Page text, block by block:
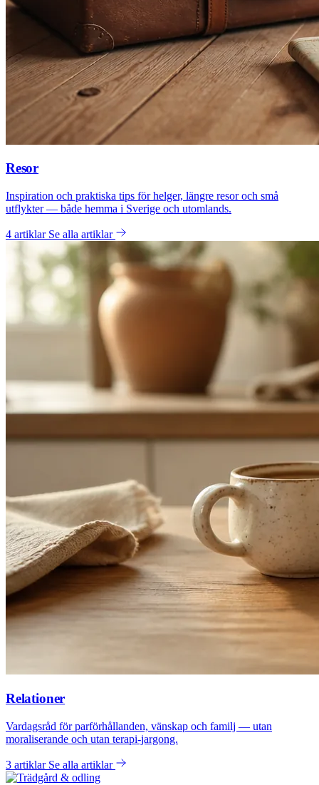
Resor
Inspiration och praktiska tips för helger, längre resor och små
utflykter — både hemma i Sverige och utomlands.
4 artiklar Se alla artiklar
Relationer
Vardagsråd för parförhållanden, vänskap och familj — utan
moraliserande och utan terapi-jargong.
3 artiklar Se alla artiklar